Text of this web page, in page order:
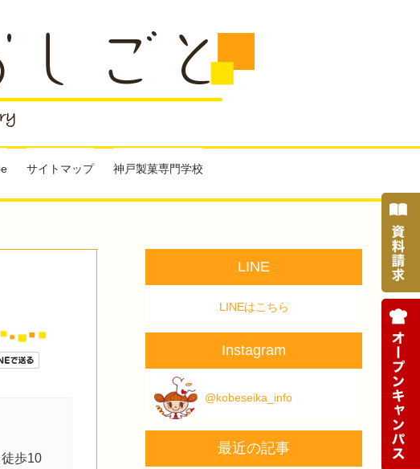
サイトマップ 神戸製菓専門学校
歩10
LINE
LINEはこちら
Instagram
@kobeseika_info
最近の記事